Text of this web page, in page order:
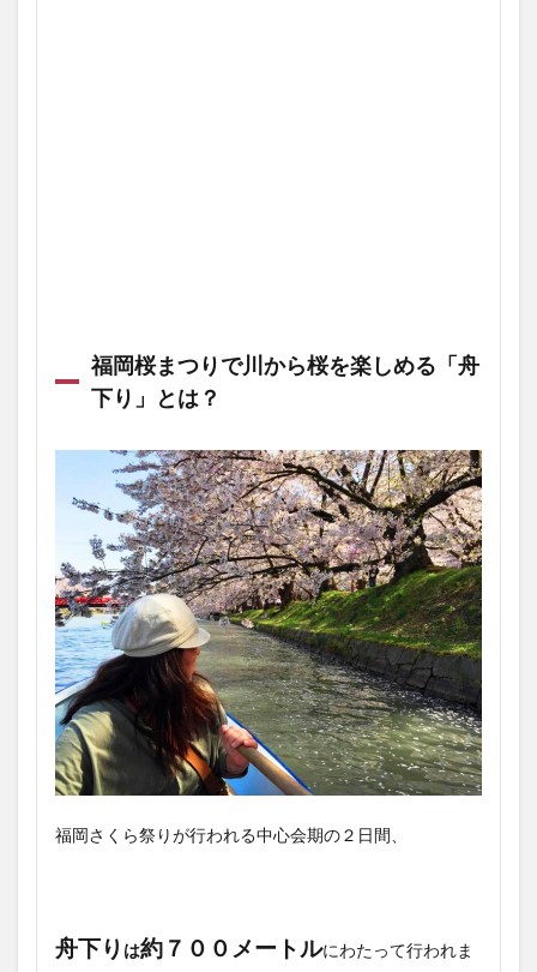
福岡桜まつりで川から桜を楽しめる「舟
下り」とは？
福岡さくら祭りが行われる中心会期の２日間、
舟下り は約７００メートルにわたって行われま